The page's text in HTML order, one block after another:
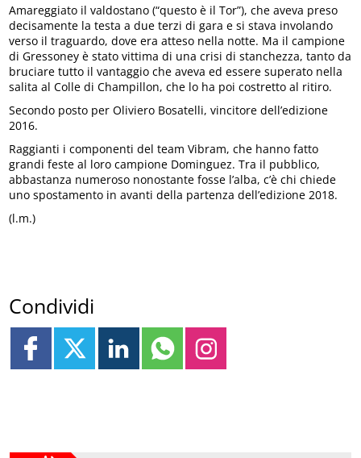
Amareggiato il valdostano (“questo è il Tor”), che aveva preso
decisamente la testa a due terzi di gara e si stava involando
verso il traguardo, dove era atteso nella notte. Ma il campione
di Gressoney è stato vittima di una crisi di stanchezza, tanto da
bruciare tutto il vantaggio che aveva ed essere superato nella
salita al Colle di Champillon, che lo ha poi costretto al ritiro.
Secondo posto per Oliviero Bosatelli, vincitore dell’edizione
2016.
Raggianti i componenti del team Vibram, che hanno fatto
grandi feste al loro campione Dominguez. Tra il pubblico,
abbastanza numeroso nonostante fosse l’alba, c’è chi chiede
uno spostamento in avanti della partenza dell’edizione 2018.
(l.m.)
Condividi